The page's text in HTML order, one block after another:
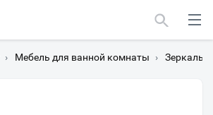
› Мебель для ванной комнаты ›